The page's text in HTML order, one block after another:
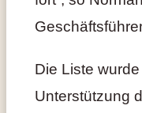
Die Liste
Unterstützung